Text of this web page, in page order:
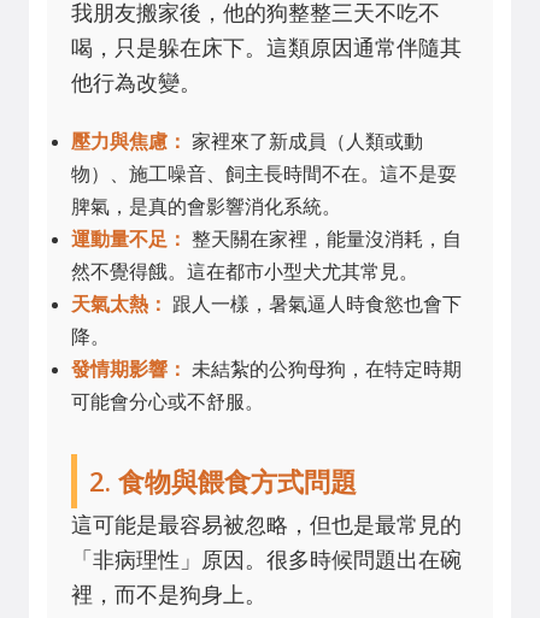
我朋友搬家後，他的狗整整三天不吃不
喝，只是躲在床下。這類原因通常伴隨其
他行為改變。
壓力與焦慮： 家裡來了新成員（人類或動
物）、施工噪音、飼主長時間不在。這不是耍
脾氣，是真的會影響消化系統。
運動量不足： 整天關在家裡，能量沒消耗，自
然不覺得餓。這在都市小型犬尤其常見。
天氣太熱：
跟人一樣，暑氣逼人時食慾也會下
降。
發情期影響：
未結紮的公狗母狗，在特定時期
可能會分心或不舒服。
2. 食物與餵食方式問題
這可能是最容易被忽略，但也是最常見的
「非病理性」原因。很多時候問題出在碗
裡，而不是狗身上。